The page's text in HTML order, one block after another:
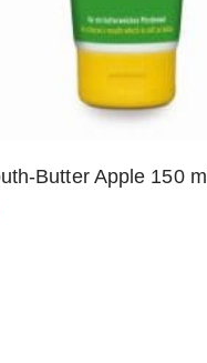
Butter Apple 150 ml